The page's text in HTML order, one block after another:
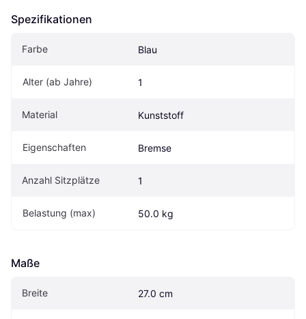
Spezifikationen
Farbe Blau
Alter (ab Jahre) 1
Material Kunststoff
Eigenschaften Bremse
Anzahl Sitzplätze 1
Belastung (max) 50.0 kg
Maße
Breite 27.0 cm